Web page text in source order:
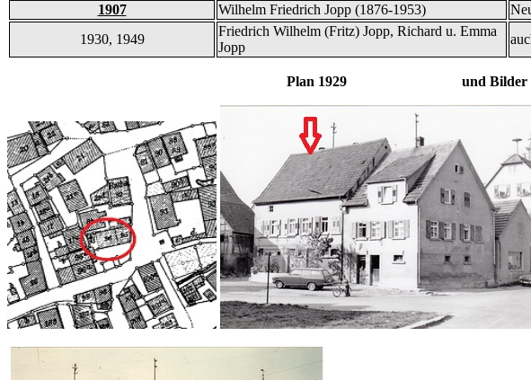
1907
Wilhelm Friedrich Jopp (1876-1953)
1930, 1949
Friedrich Wilhelm (Fritz) Jopp, Richard u. Emma
Jopp
Plan 1929 und Bilder